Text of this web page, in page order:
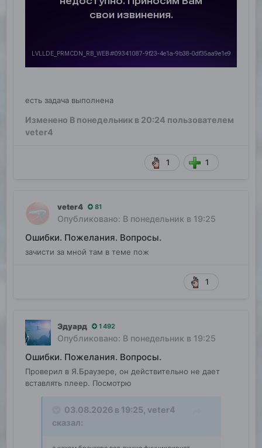
есть задача выполнена
Изменено В понедельник в 20:24 пользователем
veter4
1 1
veter4 81
Опубликовано: В понедельник в 19:25
Ошибки. Пожелания. Вопросы.
зачисти за мной там в теме пож
1
Эдуард 1 492
Опубликовано: В понедельник в 19:25
Ошибки. Пожелания. Вопросы.
Проверил в Я.Браузере, он действительно не дает
вставлять плеер. Посмотрю
03.08.2026 в 19:25, veter4
сказал: